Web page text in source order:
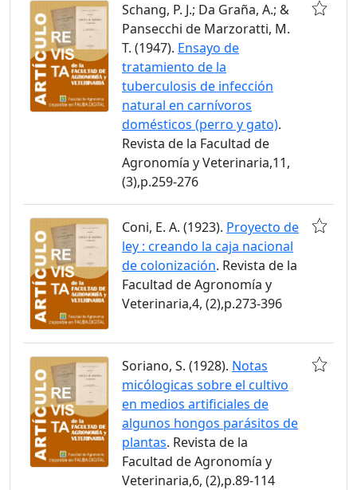
Schang, P. J.; Da Graña, A.; &
Pansecchi de Marzoratti, M.
T. (1947). Ensayo de
tratamiento de la
tuberculosis de infección
natural en carnívoros
domésticos (perro y gato).
Revista de la Facultad de
Agronomía y Veterinaria,11,
(3),p.259-276
Coni, E. A. (1923). Proyecto de
ley : creando la caja nacional
de colonización. Revista de la
Facultad de Agronomía y
Veterinaria,4, (2),p.273-396
Soriano, S. (1928). Notas
micólogicas sobre el cultivo
en medios artificiales de
algunos hongos parásitos de
plantas. Revista de la
Facultad de Agronomía y
Veterinaria,6, (2),p.89-114